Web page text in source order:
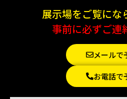
展示場をご覧にな
事前に必ずご連
メールで
お電話で